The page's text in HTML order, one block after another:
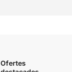
Ofertes